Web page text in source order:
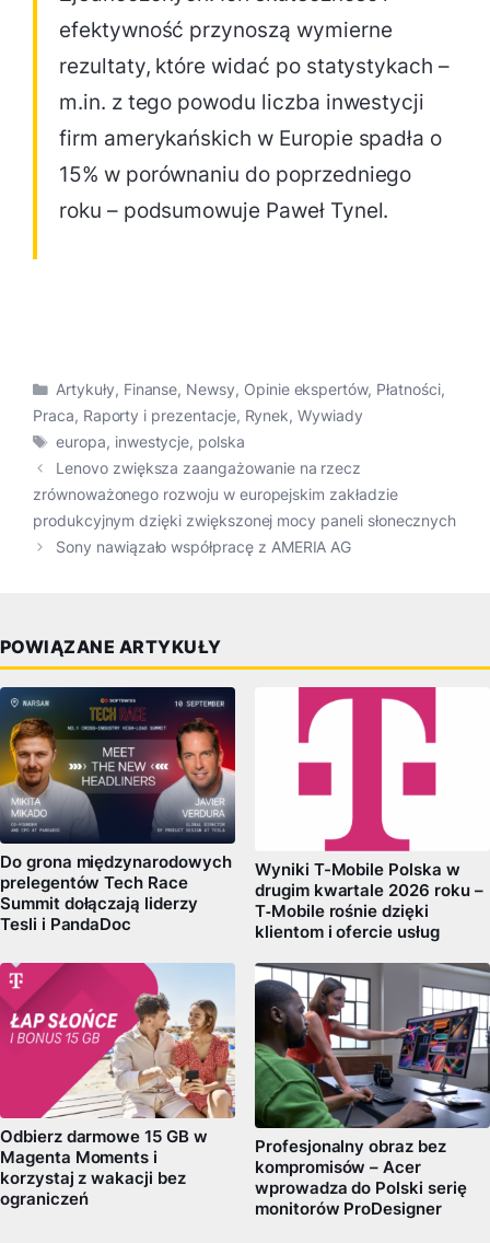
efektywność przynoszą wymierne
rezultaty, które widać po statystykach –
m.in. z tego powodu liczba inwestycji
firm amerykańskich w Europie spadła o
15% w porównaniu do poprzedniego
roku – podsumowuje Paweł Tynel.
Kategorie
Artykuły, Finanse, Newsy, Opinie ekspertów, Płatności,
Praca, Raporty i prezentacje, Rynek,Wywiady
Tagi
europa, inwestycje, polska
Lenovo zwiększa zaangażowanie na rzecz
zrównoważonego rozwoju w europejskim zakładzie
produkcyjnym dzięki zwiększonej mocy paneli słonecznych
Sony nawiązało współpracę z AMERIA AG
POWIĄZANE ARTYKUŁY
Do grona międzynarodowych
prelegentów Tech Race
Summit dołączają liderzy
Tesli i PandaDoc
Wyniki T-Mobile Polska w
drugim kwartale 2026 roku –
T‑Mobile rośnie dzięki
klientom i ofercie usług
Odbierz darmowe 15 GB w
Magenta Moments i
korzystaj z wakacji bez
ograniczeń
Profesjonalny obraz bez
kompromisów – Acer
wprowadza do Polski serię
monitorów ProDesigner